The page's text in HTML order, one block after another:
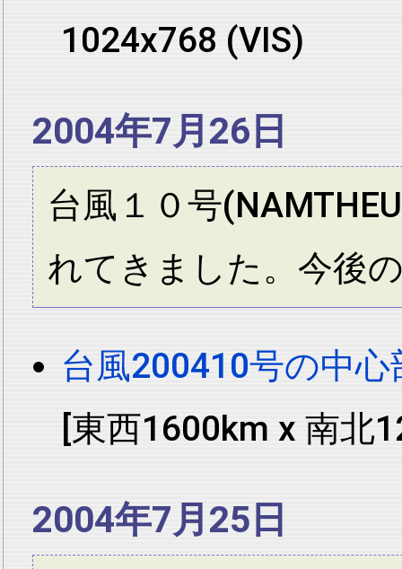
1024x768 (VIS)
2004年7月26日
台風１０号
れてきました。今後
台風200410号の中
[東西1600km x 南北
2004年7月25日